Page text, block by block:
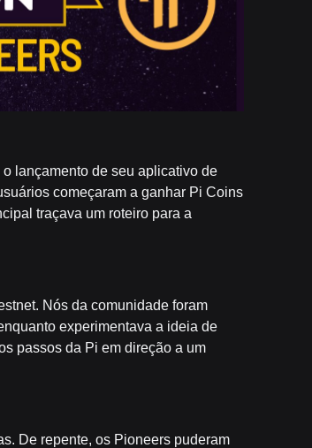
lançamento de seu aplicativo de
começaram a ganhar Pi Coins
traçava um roteiro para a
Nós da comunidade foram
experimentava a ideia de
passos da Pi em direção a um
De repente, os Pioneers puderam